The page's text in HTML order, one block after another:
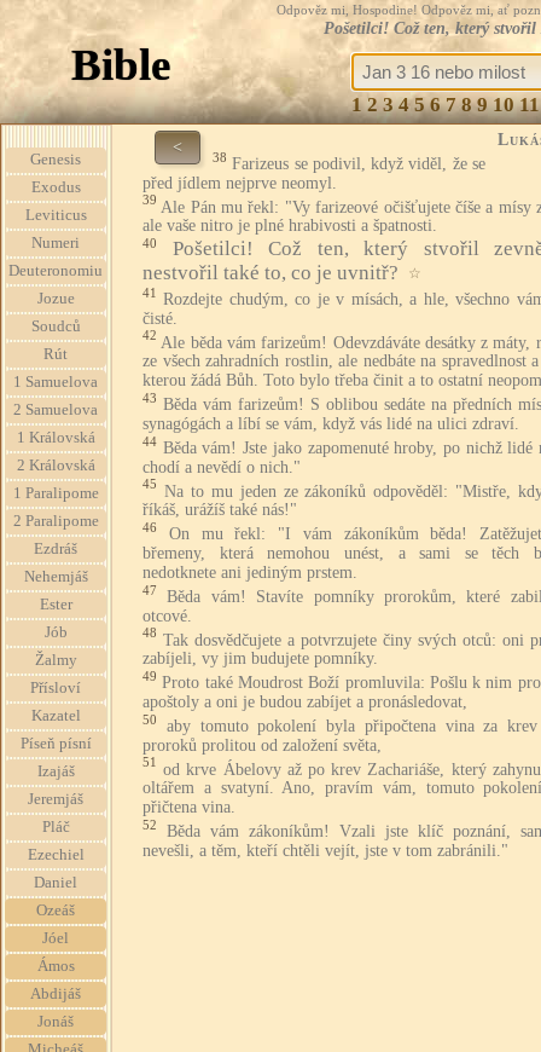
Odpověz mi, Hospodine! Odpověz mi, ať
Pošetilci! Což ten, který
Bible
1 2 3 4 5 6 7 8 9 10 11
Genesis
Exodus
Leviticus
Numeri
Deuteronomiu
Jozue
Soudců
Rút
1 Samuelova
2 Samuelova
1 Královská
2 Královská
1 Paralipome
2 Paralipome
Ezdráš
Nehemjáš
Ester
Jób
Žalmy
Přísloví
Kazatel
Píseň písní
Izajáš
Jeremjáš
Pláč
Ezechiel
Daniel
Ozeáš
Jóel
Ámos
Abdijáš
Jonáš
<
38 Farizeus se podivil, když viděl, že se
před jídlem nejprve neomyl.
39 Ale Pán mu řekl: "Vy farizeové očišťujete číše a mísy
ale vaše nitro je plné hrabivosti a špatnosti.
40
Pošetilci! Což ten, který stvořil
nestvořil také to, co je uvnitř?
☆
41
Rozdejte chudým, co je v mísách, a hle, všechno
čisté.
42 Ale běda vám farizeům! Odevzdáváte desátky z máty,
ze všech zahradních rostlin, ale nedbáte na spravedlnost
kterou žádá Bůh. Toto bylo třeba činit a to ostatní
43 Běda vám farizeům! S oblibou sedáte na předních
synagógách a líbí se vám, když vás lidé na ulici zdraví.
44 Běda vám! Jste jako zapomenuté hroby, po nichž lidé
chodí a nevědí o nich."
45 Na to mu jeden ze zákoníků odpověděl: "Mistře,
říkáš, urážíš také nás!"
46
On mu řekl: "I vám zákoníkům běda!
břemeny, která nemohou unést, a sami se těch
nedotknete ani jediným prstem.
47
Běda vám! Stavíte pomníky prorokům, které
otcové.
48 Tak dosvědčujete a potvrzujete činy svých otců: oni
zabíjeli, vy jim budujete pomníky.
49 Proto také Moudrost Boží promluvila: Pošlu k nim
apoštoly a oni je budou zabíjet a pronásledovat,
50
aby tomuto pokolení byla připočtena vina za krev
proroků prolitou od založení světa,
51 od krve Ábelovy až po krev Zachariáše, který
oltářem a svatyní. Ano, pravím vám, tomuto
přičtena vina.
52
Běda vám zákoníkům! Vzali jste klíč poznání,
nevešli, a těm, kteří chtěli vejít, jste v tom zabránili."